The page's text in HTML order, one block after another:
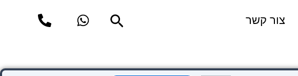
צור קשר חיפוש